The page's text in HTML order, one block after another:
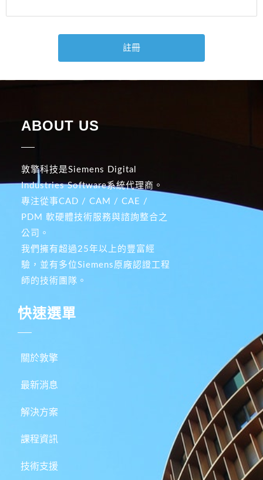
ABOUT US
敦擎科技是Siemens Digital
Industries Software系統代理商。
專注從事CAD / CAM / CAE /
PDM 軟硬體技術服務與諮詢整合之
公司。
我們擁有超過25年以上的豐富經
驗，並有多位Siemens原廠認證工程
師的技術團隊。
快速選單
關於敦擎
最新消息
解決方案
課程資訊
技術支援